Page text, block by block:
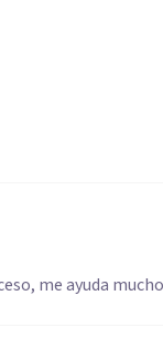
me ayuda